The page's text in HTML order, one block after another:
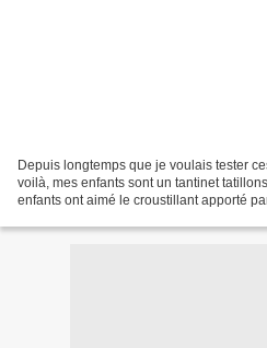
Depuis longtemps que je voulais tester
voilà, mes enfants sont un tantinet
enfants ont aimé le croustillant apporté